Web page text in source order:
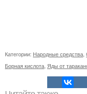
Категории: Народные средства
Борная кислота Яды от